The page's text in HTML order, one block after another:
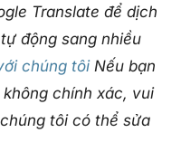
Translate để dịch
động sang nhiều
chúng tôiNếu bạn
chính xác, vui
tôi có thể sửa